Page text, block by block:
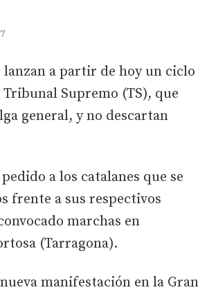
a partir de hoy un ciclo
Supremo (TS), que
general, y no descartan
a los catalanes que se
frente a sus respectivos
marchas en
(Tarragona).
manifestación en la Gran